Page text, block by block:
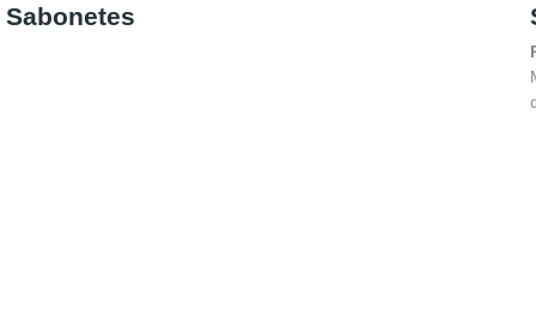
Sabonetes